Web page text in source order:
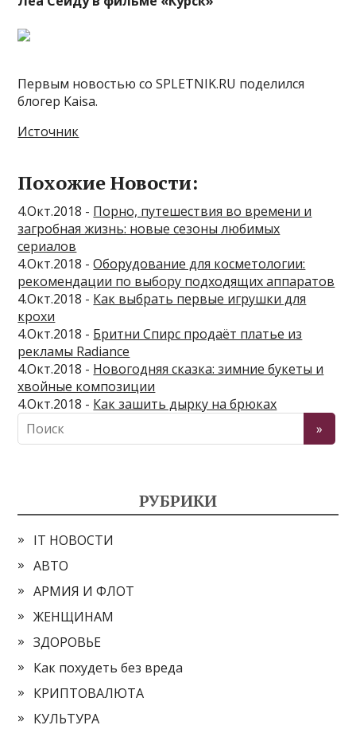
Первым новостью со SPLETNIK.RU поделился
блогер Kaisa.
Источник
Похожие Новости:
4.Окт.2018 - Порно, путешествия во времени и
загробная жизнь: новые сезоны любимых
сериалов
4.Окт.2018 -Оборудование для косметологии:
рекомендации по выбору подходящих аппаратов
4.Окт.2018 - Как выбрать первые игрушки для
крохи
4.Окт.2018 - Бритни Спирс продаёт платье из
рекламы Radiance
4.Окт.2018 - Новогодняя сказка: зимние букеты и
хвойные композиции
4.Окт.2018 - Как зашить дырку на брюках
РУБРИКИ
IT НОВОСТИ
АВТО
АРМИЯ И ФЛОТ
ЖЕНЩИНАМ
ЗДОРОВЬЕ
Как похудеть без вреда
КРИПТОВАЛЮТА
КУЛЬТУРА